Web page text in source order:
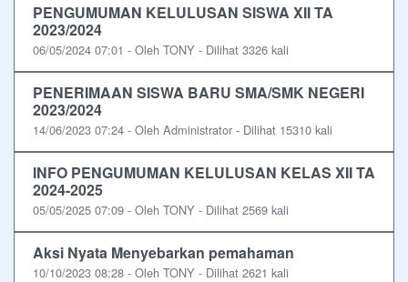
PENGUMUMAN KELULUSAN SISWA XII TA
2023/2024
06/05/2024 07:01 - Oleh TONY - Dilihat 3326 kali
PENERIMAAN SISWA BARU SMA/SMK NEGERI
2023/2024
14/06/2023 07:24 - Oleh Administrator - Dilihat 15310 kali
INFO PENGUMUMAN KELULUSAN KELAS XII TA
2024-2025
05/05/2025 07:09 - Oleh TONY - Dilihat 2569 kali
Aksi Nyata Menyebarkan pemahaman
10/10/2023 08:28 - Oleh TONY - Dilihat 2621 kali